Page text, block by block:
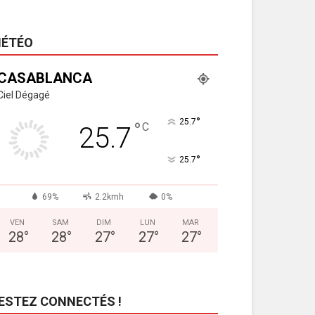
Dégagé
25.7 °C 25.7°
25.7°
69% 2.2kmh 0%
VEN
28°
SAM
28°
DIM
27°
LUN
27°
MAR
27°
CONNECTÉS !